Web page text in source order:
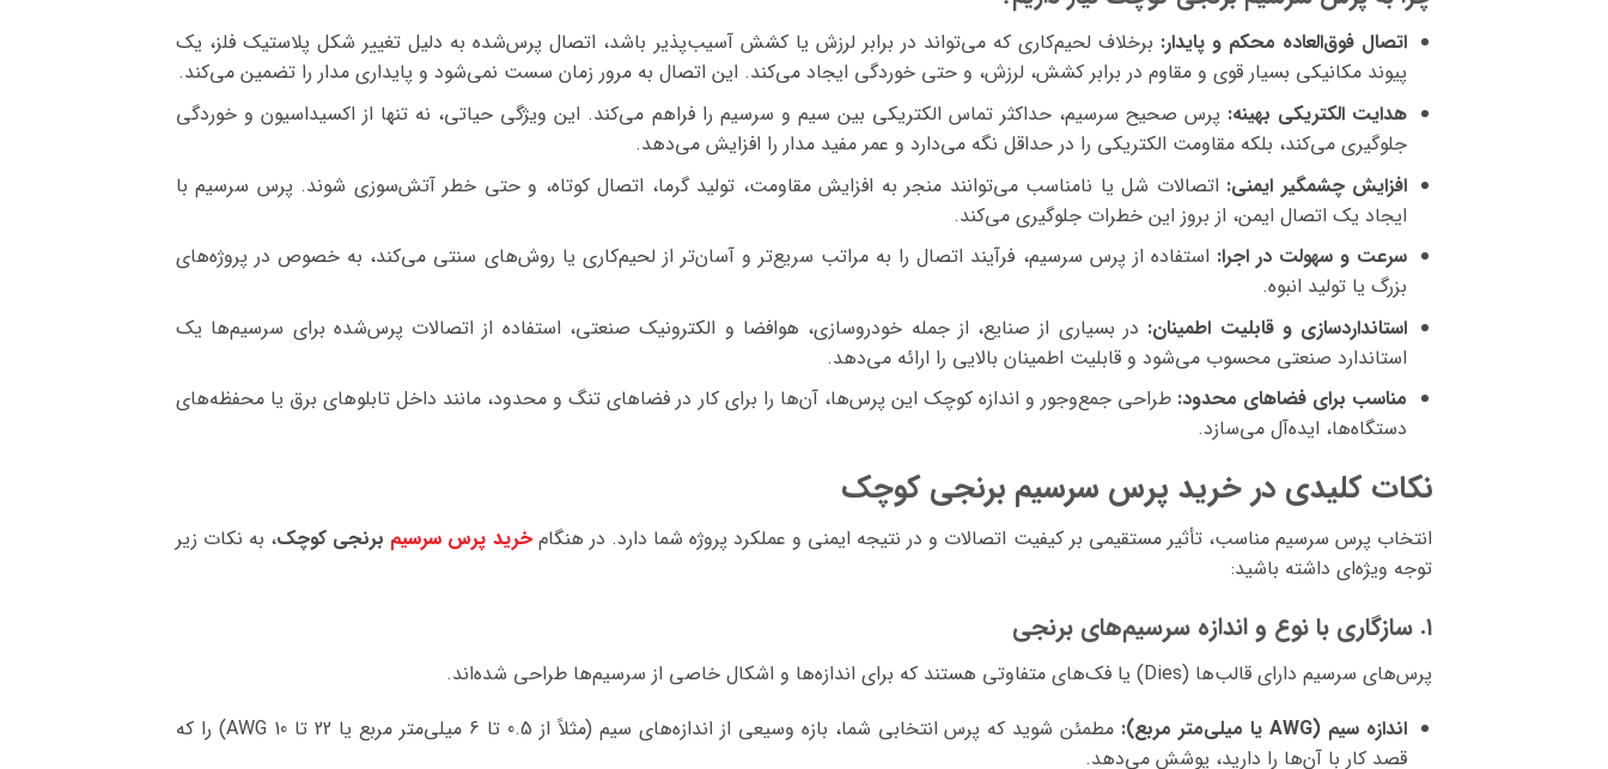
اتصال فوق‌العاده محکم و پایدار: برخلاف لحیم‌کاری که می‌تواند در برابر لرزش یا کشش آسیب‌پذیر باشد، اتصال پرس‌شده به دلیل تغییر شکل پلاستیک فلز، یک
پیوند مکانیکی بسیار قوی و مقاوم در برابر کشش، لرزش، و حتی خوردگی ایجاد می‌کند. این اتصال به مرور زمان سست نمی‌شود و پایداری مدار را تضمین می‌کند.
هدایت الکتریکی بهینه: پرس صحیح سرسیم، حداکثر تماس الکتریکی بین سیم و سرسیم را فراهم می‌کند. این ویژگی حیاتی، نه تنها از اکسیداسیون و خوردگی
جلوگیری می‌کند، بلکه مقاومت الکتریکی را در حداقل نگه می‌دارد و عمر مفید مدار را افزایش می‌دهد.
افزایش چشمگیر ایمنی: اتصالات شل یا نامناسب می‌توانند منجر به افزایش مقاومت، تولید گرما، اتصال کوتاه، و حتی خطر آتش‌سوزی شوند. پرس سرسیم با
ایجاد یک اتصال ایمن، از بروز این خطرات جلوگیری می‌کند.
سرعت و سهولت در اجرا: استفاده از پرس سرسیم، فرآیند اتصال را به مراتب سریع‌تر و آسان‌تر از لحیم‌کاری یا روش‌های سنتی می‌کند، به خصوص در پروژه‌های
بزرگ یا تولید انبوه.
استانداردسازی و قابلیت اطمینان: در بسیاری از صنایع، از جمله خودروسازی، هوافضا و الکترونیک صنعتی، استفاده از اتصالات پرس‌شده برای سرسیم‌ها یک
استاندارد صنعتی محسوب می‌شود و قابلیت اطمینان بالایی را ارائه می‌دهد.
مناسب برای فضاهای محدود: طراحی جمع‌وجور و اندازه کوچک این پرس‌ها، آن‌ها را برای کار در فضاهای تنگ و محدود، مانند داخل تابلوهای برق یا محفظه‌های
دستگاه‌ها، ایده‌آل می‌سازد.
نکات کلیدی در خرید پرس سرسیم برنجی کوچک
انتخاب پرس سرسیم مناسب، تأثیر مستقیمی بر کیفیت اتصالات و در نتیجه ایمنی و عملکرد پروژه شما دارد. در هنگامخرید پرس سرسیم برنجی کوچک، به نکات زیر
توجه ویژه‌ای داشته باشید:
۱. سازگاری با نوع و اندازه سرسیم‌های برنجی
پرس‌های سرسیم دارای قالب‌ها (Dies) یا فک‌های متفاوتی هستند که برای اندازه‌ها و اشکال خاصی از سرسیم‌ها طراحی شده‌اند.
اندازه سیم (AWG یا میلی‌متر مربع):
مطمئن شوید که پرس انتخابی شما، بازه وسیعی از اندازه‌های سیم (مثلاً از 0.5 تا 6 میلی‌متر مربع یا 22 تا 10 AWG) را که
قصد کار با آن‌ها را دارید، پوشش می‌دهد.